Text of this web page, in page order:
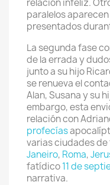
relación infeliz.
paralelos
presentados
La segunda fase
de la errada y
junto a su hijo
se renueva el
Alan, Susana y su
embargo, esta
relación con
profecías
varias ciudades de
Janeiro, Roma,
fatídico11 de
narrativa.